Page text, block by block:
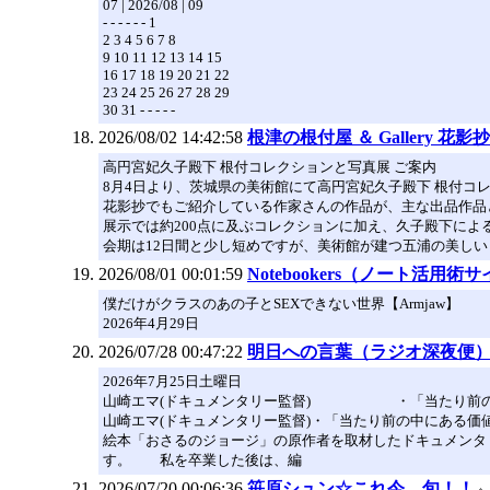
07 | 2026/08 | 09
- - - - - - 1
2 3 4 5 6 7 8
9 10 11 12 13 14 15
16 17 18 19 20 21 22
23 24 25 26 27 28 29
30 31 - - - - -
2026/08/02 14:42:58 根津の根付屋 ＆ Gallery 花影
高円宮妃久子殿下 根付コレクションと写真展 ご案内
8月4日より、茨城県の美術館にて高円宮妃久子殿下 根付コ
花影抄でもご紹介している作家さんの作品が、主な出品作
展示では約200点に及ぶコレクションに加え、久子殿下に
会期は12日間と少し短めですが、美術館が建つ五浦の美しい
2026/08/01 00:01:59 Notebookers（ノート活用術サ
僕だけがクラスのあの子とSEXできない世界【Armjaw】
2026年4月29日
2026/07/28 00:47:22 明日への言葉（ラジオ深夜便
2026年7月25日土曜日
山崎エマ(ドキュメンタリー監督) ・「当たり前の中
山崎エマ(ドキュメンタリー監督)・「当たり前の中にある価
絵本「おさるのジョージ」の原作者を取材したドキュメン
す。 私を卒業した後は、編